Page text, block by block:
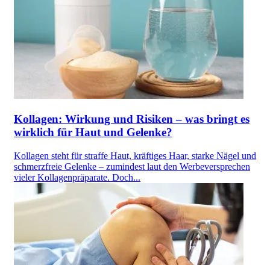
Kollagen: Wirkung und Risiken – was bringt es
wirklich für Haut und Gelenke?
Kollagen steht für straffe Haut, kräftiges Haar, starke Nägel und
schmerzfreie Gelenke – zumindest laut den Werbeversprechen
vieler Kollagenpräparate. Doch...